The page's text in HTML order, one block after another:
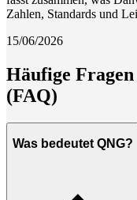
Zahlen, Standards und
15/06/2026
Häufige
(FAQ)
Was bedeutet QNG?